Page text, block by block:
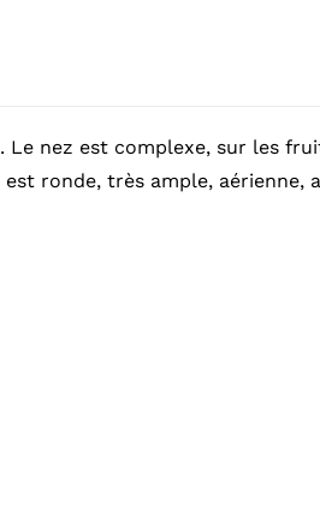
nez est complexe, sur les
ronde, très ample, aérienne,